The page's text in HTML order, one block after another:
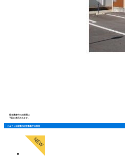
現在募集中のお部屋は
下記に表示されます。
カルティエ冨貴の現在募集中の部屋